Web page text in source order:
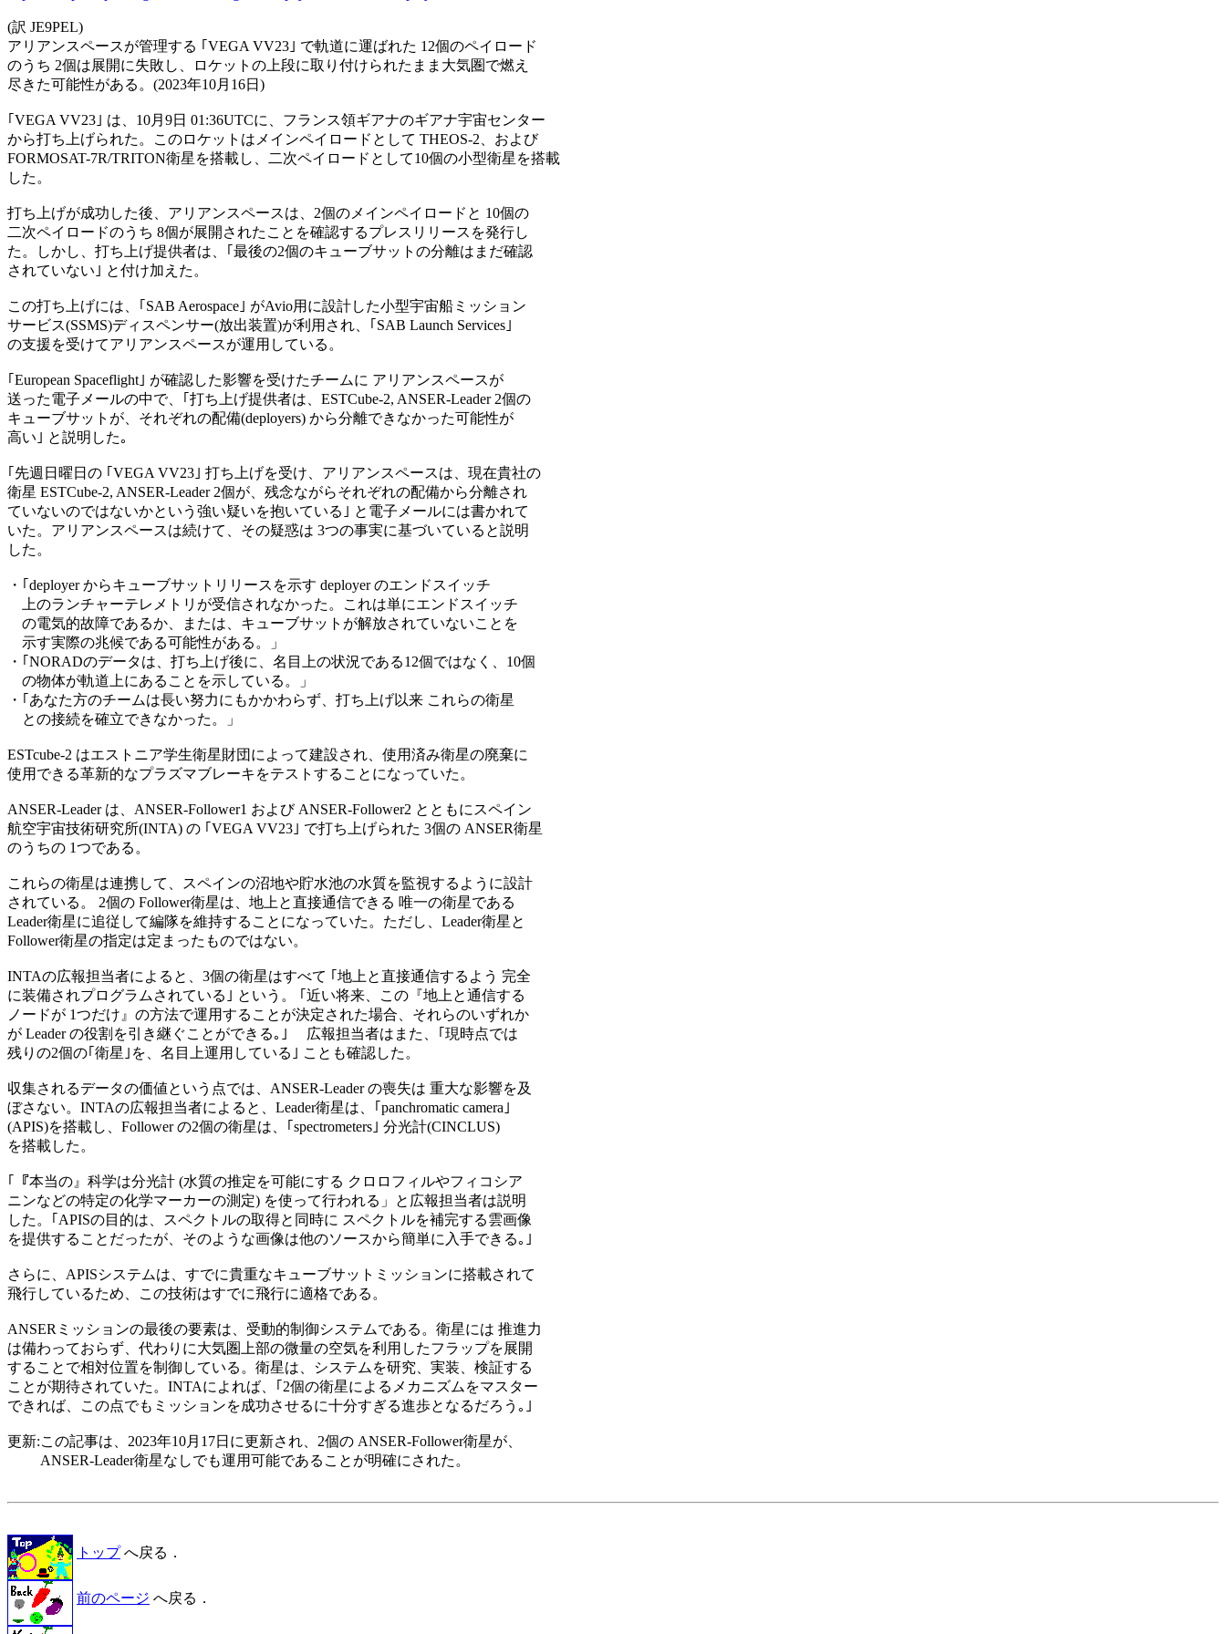
(訳 JE9PEL)
アリアンスペースが管理する ｢VEGA VV23｣ で軌道に運ばれた 12個のペイロード
のうち 2個は展開に失敗し、ロケットの上段に取り付けられたまま大気圏で燃え
尽きた可能性がある。(2023年10月16日)
｢VEGA VV23｣ は、10月9日 01:36UTCに、フランス領ギアナのギアナ宇宙センター
から打ち上げられた。このロケットはメインペイロードとして THEOS-2、および
FORMOSAT-7R/TRITON衛星を搭載し、二次ペイロードとして10個の小型衛星を搭載
した。
打ち上げが成功した後、アリアンスペースは、2個のメインペイロードと 10個の
二次ペイロードのうち 8個が展開されたことを確認するプレスリリースを発行し
た。しかし、打ち上げ提供者は、｢最後の2個のキューブサットの分離はまだ確認
されていない｣ と付け加えた。
この打ち上げには、｢SAB Aerospace｣ がAvio用に設計した小型宇宙船ミッション
サービス(SSMS)ディスペンサー(放出装置)が利用され、｢SAB Launch Services｣
の支援を受けてアリアンスペースが運用している。
｢European Spaceflight｣ が確認した影響を受けたチームに アリアンスペースが
送った電子メールの中で、｢打ち上げ提供者は、ESTCube-2, ANSER-Leader 2個の
キューブサットが、それぞれの配備(deployers) から分離できなかった可能性が
高い｣ と説明した｡
｢先週日曜日の ｢VEGA VV23｣ 打ち上げを受け、アリアンスペースは、現在貴社の
衛星 ESTCube-2, ANSER-Leader 2個が、残念ながらそれぞれの配備から分離され
ていないのではないかという強い疑いを抱いている｣ と電子メールには書かれて
いた。アリアンスペースは続けて、その疑惑は 3つの事実に基づいていると説明
した。
・｢deployer からキューブサットリリースを示す deployer のエンドスイッチ
上のランチャーテレメトリが受信されなかった。これは単にエンドスイッチ
の電気的故障であるか、または、キューブサットが解放されていないことを
示す実際の兆候である可能性がある。」
・｢NORADのデータは、打ち上げ後に、名目上の状況である12個ではなく、10個
の物体が軌道上にあることを示している。」
・｢あなた方のチームは長い努力にもかかわらず、打ち上げ以来 これらの衛星
との接続を確立できなかった。」
ESTcube-2 はエストニア学生衛星財団によって建設され、使用済み衛星の廃棄に
使用できる革新的なプラズマブレーキをテストすることになっていた。
ANSER-Leader は、ANSER-Follower1 および ANSER-Follower2 とともにスペイン
航空宇宙技術研究所(INTA) の ｢VEGA VV23｣ で打ち上げられた 3個の ANSER衛星
のうちの 1つである。
これらの衛星は連携して、スペインの沼地や貯水池の水質を監視するように設計
されている。 2個の Follower衛星は、地上と直接通信できる 唯一の衛星である
Leader衛星に追従して編隊を維持することになっていた。ただし、Leader衛星と
Follower衛星の指定は定まったものではない。
INTAの広報担当者によると、3個の衛星はすべて ｢地上と直接通信するよう 完全
に装備されプログラムされている｣ という。 ｢近い将来、この『地上と通信する
ノードが 1つだけ』の方法で運用することが決定された場合、それらのいずれか
が Leader の役割を引き継ぐことができる｡｣ 　広報担当者はまた、｢現時点では
残りの2個の｢衛星｣を、名目上運用している｣ ことも確認した。
収集されるデータの価値という点では、ANSER-Leader の喪失は 重大な影響を及
ぼさない。INTAの広報担当者によると、Leader衛星は、｢panchromatic camera｣
(APIS)を搭載し、Follower の2個の衛星は、｢spectrometers｣ 分光計(CINCLUS)
を搭載した。
｢『本当の』科学は分光計 (水質の推定を可能にする クロロフィルやフィコシア
ニンなどの特定の化学マーカーの測定) を使って行われる」と広報担当者は説明
した。｢APISの目的は、スペクトルの取得と同時に スペクトルを補完する雲画像
を提供することだったが、そのような画像は他のソースから簡単に入手できる｡｣
さらに、APISシステムは、すでに貴重なキューブサットミッションに搭載されて
飛行しているため、この技術はすでに飛行に適格である。
ANSERミッションの最後の要素は、受動的制御システムである。衛星には 推進力
は備わっておらず、代わりに大気圏上部の微量の空気を利用したフラップを展開
することで相対位置を制御している。衛星は、システムを研究、実装、検証する
ことが期待されていた。INTAによれば、｢2個の衛星によるメカニズムをマスター
できれば、この点でもミッションを成功させるに十分すぎる進歩となるだろう｡｣
更新:この記事は、2023年10月17日に更新され、2個の ANSER-Follower衛星が、
ANSER-Leader衛星なしでも運用可能であることが明確にされた。
トップへ戻る．
前のページ へ戻る．